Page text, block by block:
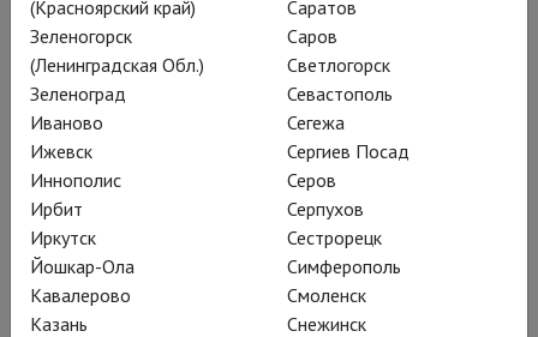
стихотворении Алексея
Ремизова. Автор романа
«Калечина-Малечина»
Евгения Некрасова
подарила этот текст
своей кикиморе, жестоко
выручающей из бед
третьеклассницу Катю.
(Красноярский край)
Зеленогорск
(Ленинградская Обл.)
Зеленоград
Иваново
Ижевск
Иннополис
Ирбит
Иркутск
Йошкар-Ола
Кавалерово
Казань
Саратов
Саров
Светлогорск
Севастополь
Сегежа
Сергиев Посад
Серов
Серпухов
Сестрорецк
Симферополь
Смоленск
Снежинск